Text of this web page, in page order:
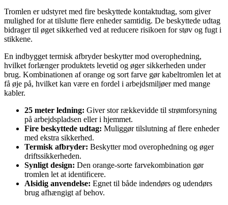
Tromlen er udstyret med fire beskyttede kontaktudtag, som giver
mulighed for at tilslutte flere enheder samtidig. De beskyttede udtag
bidrager til øget sikkerhed ved at reducere risikoen for støv og fugt i
stikkene.
En indbygget termisk afbryder beskytter mod overophedning,
hvilket forlænger produktets levetid og øger sikkerheden under
brug. Kombinationen af orange og sort farve gør kabeltromlen let at
få øje på, hvilket kan være en fordel i arbejdsmiljøer med mange
kabler.
25 meter ledning: Giver stor rækkevidde til strømforsyning
på arbejdspladsen eller i hjemmet.
Fire beskyttede udtag: Muliggør tilslutning af flere enheder
med ekstra sikkerhed.
Termisk afbryder: Beskytter mod overophedning og øger
driftssikkerheden.
Synligt design: Den orange-sorte farvekombination gør
tromlen let at identificere.
Alsidig anvendelse: Egnet til både indendørs og udendørs
brug afhængigt af behov.